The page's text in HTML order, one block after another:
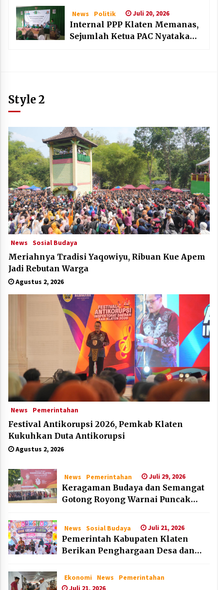
News Politik Juli 20, 2026
Internal PPP Klaten Memanas,
Sejumlah Ketua PAC Nyatakan
Style 2
News Sosial Budaya
Meriahnya Tradisi Yaqowiyu, Ribuan Kue Apem
Jadi Rebutan Warga
Agustus 2, 2026
News Pemerintahan
Festival Antikorupsi 2026, Pemkab Klaten
Kukuhkan Duta Antikorupsi
Agustus 2, 2026
News Pemerintahan Juli 29, 2026
Keragaman Budaya dan Semangat
Gotong Royong Warnai Puncak
News Sosial Budaya Juli 21, 2026
Pemerintah Kabupaten Klaten
Berikan Penghargaan Desa dan
2026
Ekonomi News
Pemerintahan
Juli 21, 2026